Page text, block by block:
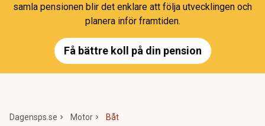
samla pensionen blir det enklare att följa utvecklingen och
planera inför framtiden.
Få bättre koll på din pension
Dagensps.se Motor Båt